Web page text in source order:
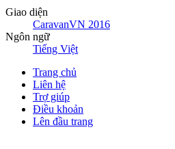
Giao diện
CaravanVN 2016
Ngôn ngữ
Tiếng Việt
Trang chủ
Liên hệ
Trợ giúp
Điều khoản
Lên đầu trang